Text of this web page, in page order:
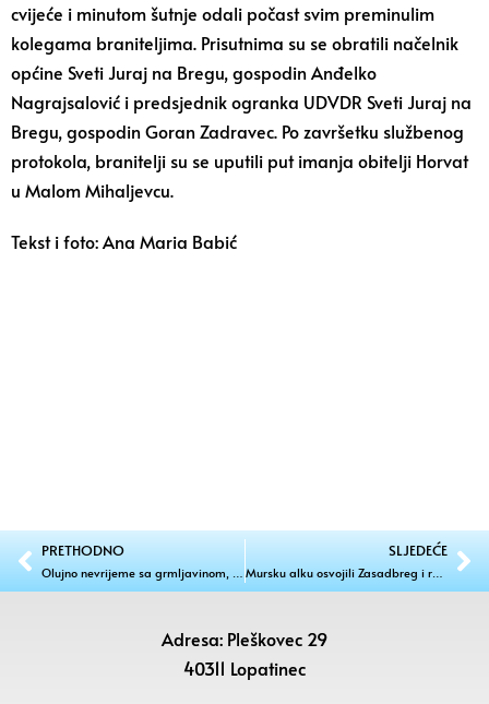
cvijeće i minutom šutnje odali počast svim preminulim
kolegama braniteljima. Prisutnima su se obratili načelnik
općine Sveti Juraj na Bregu, gospodin Anđelko
Nagrajsalović i predsjednik ogranka UDVDR Sveti Juraj na
Bregu, gospodin Goran Zadravec. Po završetku službenog
protokola, branitelji su se uputili put imanja obitelji Horvat
u Malom Mihaljevcu.
Tekst i foto: Ana Maria Babić
PRETHODNO
Olujno nevrijeme sa grmljavinom, munjama, velikim količinama kiše i tučom
SLJEDEĆE
Mursku alku osvojili Zasadbreg i rekreativke iz Središća
Adresa: Pleškovec 29
40311 Lopatinec